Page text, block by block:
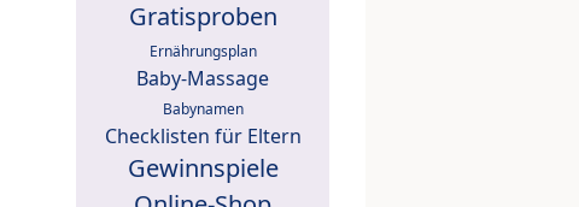
Gratisproben
Ernährungsplan
Baby-Massage
Babynamen
Checklisten für Eltern
Gewinnspiele